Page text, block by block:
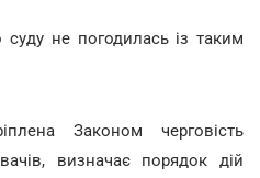
не погодилась із таким
Законом черговість
визначає порядок дій